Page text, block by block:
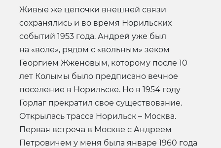
Живые же цепочки внешней связи
сохранялись и во время Норильских
событий 1953 года. Андрей уже был
на «воле», рядом с «вольным» зеком
Георгием Жженовым, которому после 10
лет Колымы было предписано вечное
поселение в Норильске. Но в 1954 году
Горлаг прекратил свое существование.
Открылась трасса Норильск – Москва.
Первая встреча в Москве с Андреем
Петровичем у меня была январе 1960 года